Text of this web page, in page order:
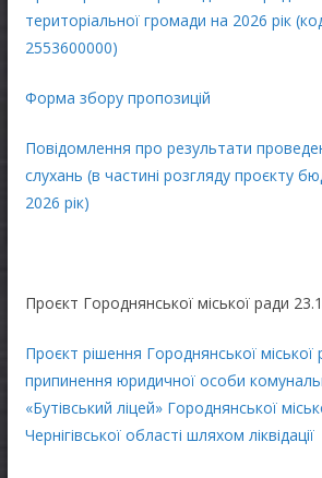
територіальної громади на 2026 рік
2553600000)
Форма збору пропозицій
Повідомлення про результати
слухань (в частині розгляду проєкту
2026 рік)
Проєкт Городнянської міської ради
Проєкт рішення Городнянської міської
припинення юридичної особи
«Бутівський ліцей» Городнянської
Чернігівської області шляхом ліквідації